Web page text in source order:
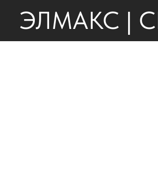
ЭЛМАКС |